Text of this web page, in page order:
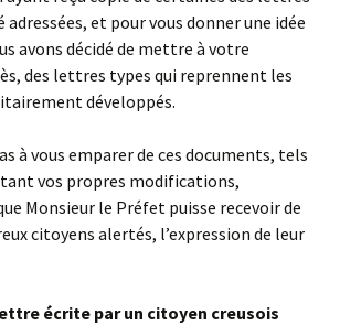
et pour vous donner une idée
avons décidé de mettre à votre
des lettres types qui reprennent les
développés.
à vous emparer de ces documents, tels
vos propres modifications,
Monsieur le Préfet puisse recevoir de
citoyens alertés, l’expression de leur
écrite par un citoyen creusois